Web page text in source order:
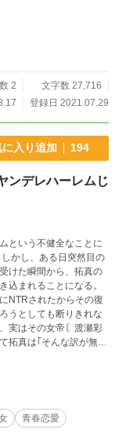
2
文字数 27,716
登録日 2021.07.29
に入り追加 194
ンデレハーレムじ
という不健全なことに
かし、ある日突然目の
けた瞬間から、拓真の
込まれることになる。
NTRされたからその復
うとしても断りきれな
実はその女帝〘渡瀬彩
拓真は｢そんな訳が無
白を証明しようとする
達に付きまとわれる拓
彼氏】の謎。 拓真
しら？｣ ｢なんで！？｣
青春恋愛